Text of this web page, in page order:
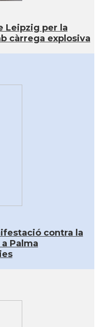
Leipzig per la
càrrega explosiva
contra la
Palma